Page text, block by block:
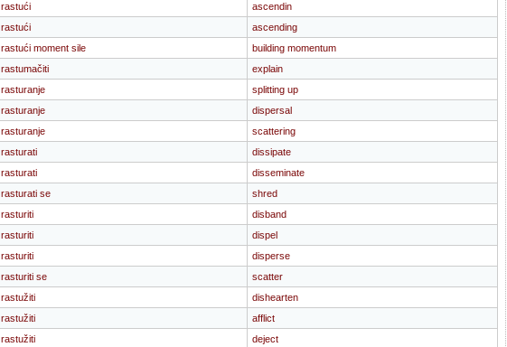
rastući
ascendin
rastući
ascending
rastući moment sile
building momentum
rastumačiti
explain
rasturanje
splitting up
rasturanje
dispersal
rasturanje
scattering
rasturati
dissipate
rasturati
disseminate
rasturati se
shred
rasturiti
disband
rasturiti
dispel
rasturiti
disperse
rasturiti se
scatter
rastužiti
dishearten
rastužiti
afflict
rastužiti
deject